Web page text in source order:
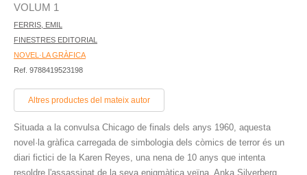
VOLUM 1
FERRIS, EMIL
FINESTRES EDITORIAL
NOVEL·LA GRÀFICA
Ref. 9788419523198
Altres productes del mateix autor
Situada a la convulsa Chicago de finals dels anys 1960, aquesta
novel·la gràfica carregada de simbologia dels còmics de terror és un
diari fictici de la Karen Reyes, una nena de 10 anys que intenta
resoldre l'assassinat de la seva enigmàtica veïna, Anka Silverberg,